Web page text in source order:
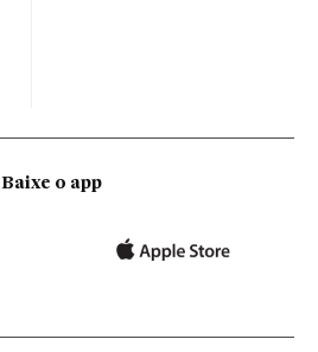
Baixe o app